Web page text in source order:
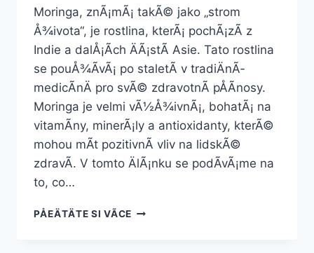
Moringa, znÃ¡mÃ¡ takÃ© jako „strom
Å¾ivota“, je rostlina, kterÃ¡ pochÃ¡zÃ­ z
Indie a dalÅ¡Ã­ch ÄÃ¡stÃ­ Asie. Tato rostlina
se pouÅ¾Ã­vÃ¡ po staletÃ­ v tradiÄnÃ­
medicÃ­nÄ pro svÃ© zdravotnÃ­ pÅÃ­nosy.
Moringa je velmi vÃ½Å¾ivnÃ¡, bohatÃ¡ na
vitamÃ­ny, minerÃ¡ly a antioxidanty, kterÃ©
mohou mÃ­t pozitivnÃ­ vliv na lidskÃ©
zdravÃ­. V tomto ÄlÃ¡nku se podÃ­vÃ¡me na
to, co…
PÅEÄTÄTE SI VÃ­CEMORINGA